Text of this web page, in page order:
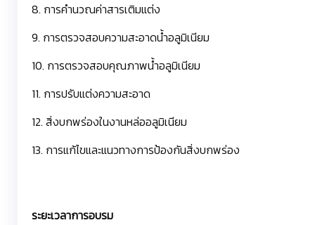
8. การคำนวณค่าสารเติมแต่ง
9. การตรวจสอบความสะอาดน้ำอลูมิเนียม
10. การตรวจสอบคุณภาพน้ำอลูมิเนียม
11. การปรับแต่งความสะอาด
12. สิ่งบกพร่องในงานหล่ออลูมิเนียม
13. การแก้ไขและแนวทางการป้องกันสิ่งบกพร่อง
ระยะเวลาการอบรม